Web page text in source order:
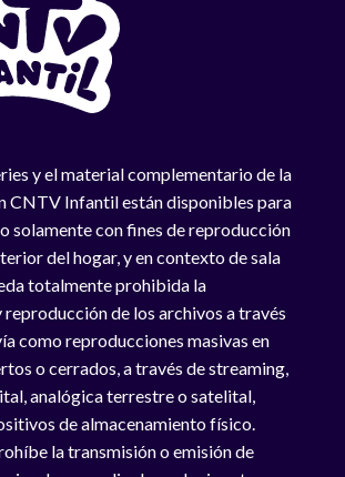
y el material complementario de la
CNTV Infantil están disponibles para
solamente con fines de reproducción
del hogar, y en contexto de sala
totalmente prohibida la
de los archivos a través
como reproducciones masivas en
o cerrados, a través de streaming,
analógica terrestre o satelital,
de almacenamiento físico.
la transmisión o emisión de